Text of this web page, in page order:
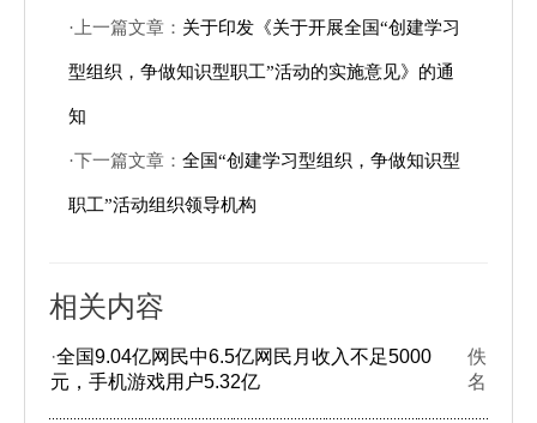
·上一篇文章： 关于印发《关于开展全国“创建学习
型组织，争做知识型职工”活动的实施意见》的通
知
·下一篇文章： 全国“创建学习型组织，争做知识型
职工”活动组织领导机构
相关内容
·全国9.04亿网民中6.5亿网民月收入不足5000
元，手机游戏用户5.32亿
佚
名